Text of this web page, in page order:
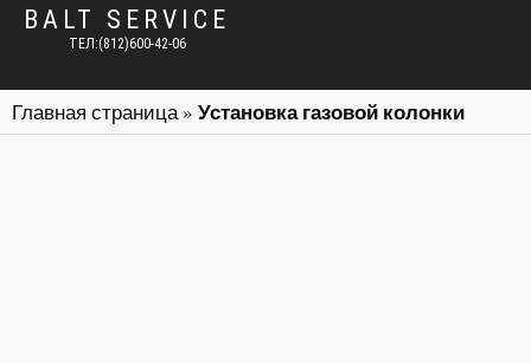
BALT SERVICE
ТЕЛ:(812)600-42-06
Главная страница» Установка газовой колонки